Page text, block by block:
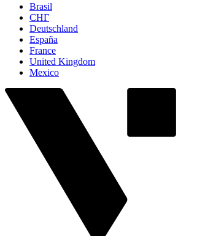
Brasil
СНГ
Deutschland
España
France
United Kingdom
Mexico